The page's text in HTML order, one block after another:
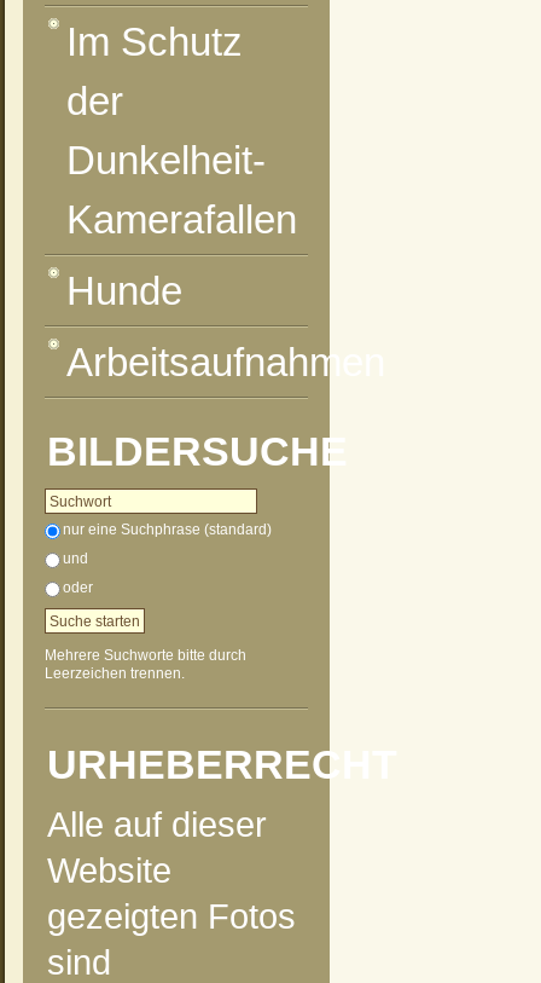
Im Schutz
der
Dunkelheit-
Kamerafallen
Hunde
Arbeitsaufnahmen
BILDERSUCHE
nur eine Suchphrase (standard)
und
oder
Mehrere Suchworte bitte durch
Leerzeichen trennen.
URHEBERRECHT
Alle auf dieser
Website
gezeigten Fotos
sind